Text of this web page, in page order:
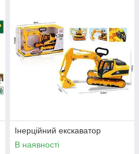
Інерційний екскаватор
В наявності